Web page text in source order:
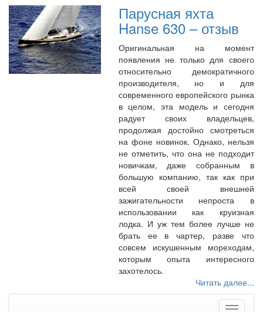
Парусная яхта
Hanse 630 – отзыв
Оригинальная на момент
появления не только для своего
относительно демократичного
производителя, но и для
современного европейского рынка
в целом, эта модель и сегодня
радует своих владельцев,
продолжая достойно смотреться
на фоне новинок. Однако, нельзя
не отметить, что она не подходит
новичкам, даже собранным в
большую компанию, так как при
всей своей внешней
зажигательности непроста в
использовании как круизная
лодка. И уж тем более лучше не
брать ее в чартер, разве что
совсем искушенным мореходам,
которым опыта интересного
захотелось.
Читать далее...